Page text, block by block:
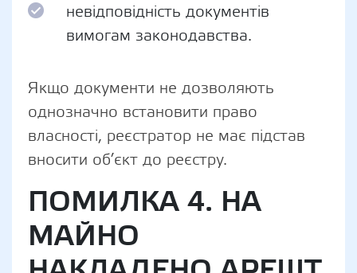
невідповідність документів
вимогам законодавства.
Якщо документи не дозволяють
однозначно встановити право
власності, реєстратор не має підстав
вносити об’єкт до реєстру.
ПОМИЛКА 4. НА
МАЙНО